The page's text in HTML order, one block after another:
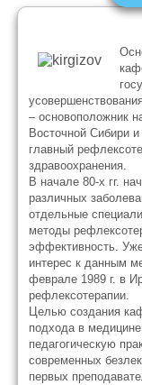
– основоположник
Восточной Сибири
главный
здравоохранения.
В начале 80-х гг.
различных
отдельные
методы
эффективность.
интерес к данным
феврале 1989 г. в
рефлексотерапии.
Целью создания
подхода в
педагогическую
современных
первых